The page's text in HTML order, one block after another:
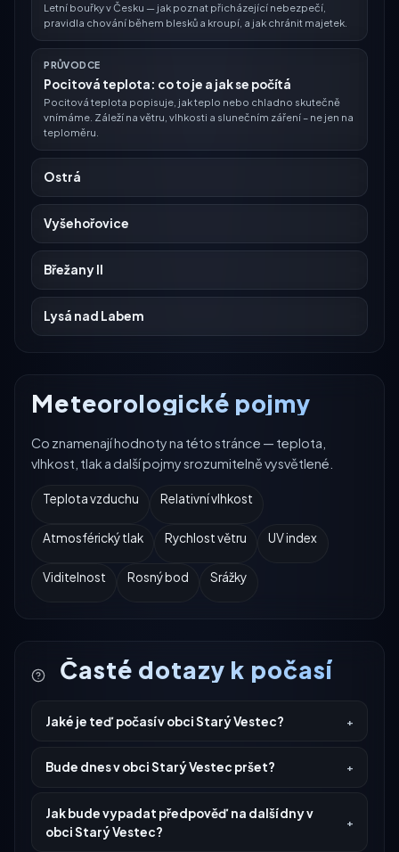
Letní bouřky v Česku — jak poznat přicházející nebezpečí,
pravidla chování během blesků a kroupí, a jak chránit majetek.
PRŮVODCE
Pocitová teplota: co to je a jak se počítá
Pocitová teplota popisuje, jak teplo nebo chladno skutečně
vnímáme. Záleží na větru, vlhkosti a slunečním záření – ne jen na
teploměru.
Ostrá
Vyšehořovice
Břežany II
Lysá nad Labem
Meteorologické pojmy
Co znamenají hodnoty na této stránce — teplota,
vlhkost, tlak a další pojmy srozumitelně vysvětlené.
Teplota vzduchu Relativní vlhkost
Atmosférický tlak Rychlost větru UV index
Viditelnost Rosný bod Srážky
Časté dotazy k počasí
Jaké je teď počasí v obci Starý Vestec?
Bude dnes v obci Starý Vestec pršet?
Jak bude vypadat předpověď na další dny v
obci Starý Vestec?